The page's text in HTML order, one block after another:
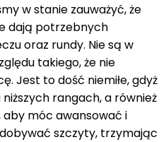
w stanie zauważyć, że
dają potrzebnych
oraz rundy. Nie są w
takiego, że nie
Jest to dość niemiłe, gdyż
rangach, a również
móc awansować i
szczyty, trzymając